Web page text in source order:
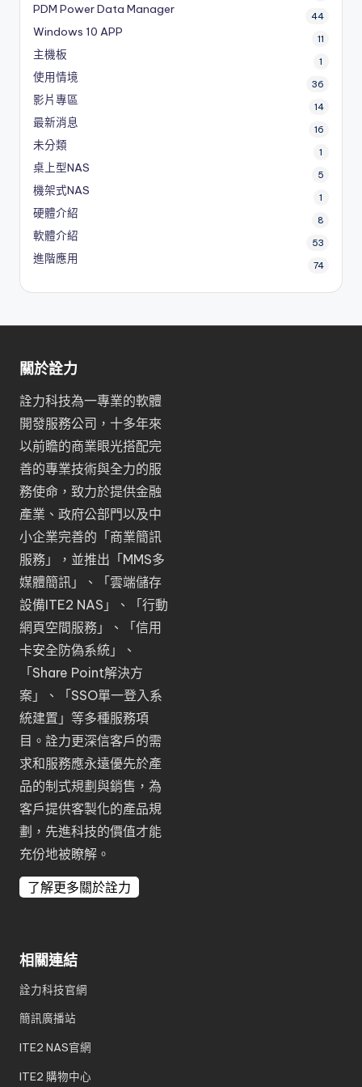
PDM Power Data Manager 44
Windows 10 APP 11
主機板 1
使用情境 36
影片專區 14
最新消息 16
未分類 1
桌上型NAS 5
機架式NAS 1
硬體介紹 8
軟體介紹 53
進階應用 74
關於詮力
詮力科技為一專業的軟體
開發服務公司，十多年來
以前瞻的商業眼光搭配完
善的專業技術與全力的服
務使命，致力於提供金融
產業、政府公部門以及中
小企業完善的「 商業簡訊
服務 」，並推出「 MMS多
媒體簡訊 」、「 雲端儲存
設備ITE2 NAS 」、「 行動
網頁空間服務 」、「 信用
卡安全防偽系統 」、
「 Share Point解決方
案 」、「 SSO單一登入系
統建置 」等多種服務項
目。詮力更深信客戶的需
求和服務應永遠優先於產
品的制式規劃與銷售，為
客戶提供客製化的產品規
劃，先進科技的價值才能
充份地被瞭解。
了解更多關於詮力
相關連結
詮力科技官網
簡訊廣播站
ITE2 NAS官網
ITE2 購物中心